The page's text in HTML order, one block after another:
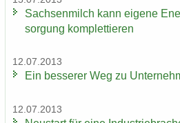
Sach­sen­milch kann ei­ge­ne
sor­gung kom­plet­tie­ren
12.07.2013
Ein bes­se­rer Weg zu
12.07.2013